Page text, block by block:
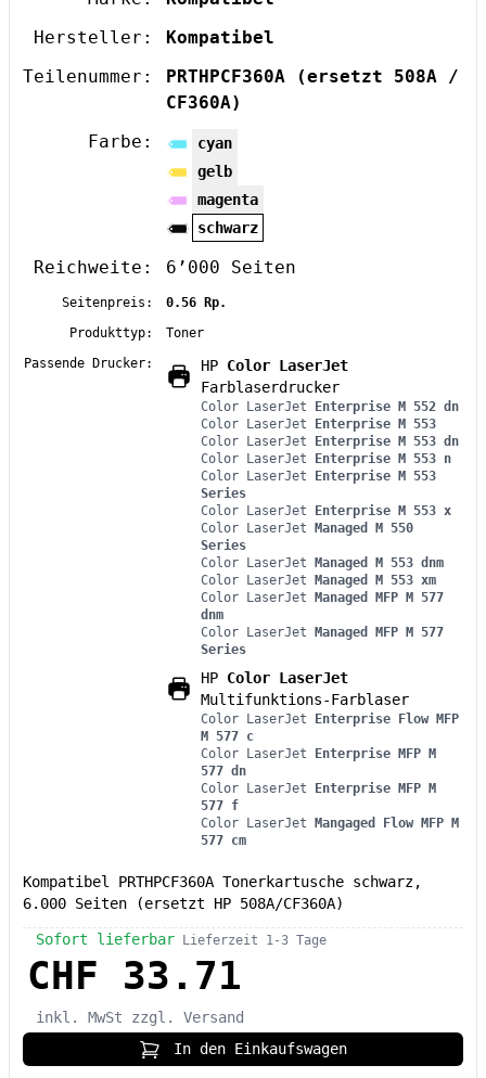
Hersteller:
Kompatibel
Teilenummer:
PRTHPCF360A
(ersetzt 508A /
CF360A)
Farbe:
cyan
gelb
magenta
schwarz
Reichweite: 6’000 Seiten
Seitenpreis:
0.56 Rp.
Produkttyp:
Toner
Passende Drucker:
HP Color LaserJet
Farblaserdrucker
Color LaserJet Enterprise M 552 dn
Color LaserJet Enterprise M 553
Color LaserJet Enterprise M 553 dn
Color LaserJet Enterprise M 553 n
Color LaserJet Enterprise M 553
Series
Color LaserJet Enterprise M 553 x
Color LaserJet Managed M 550
Series
Color LaserJet Managed M 553 dnm
Color LaserJet Managed M 553 xm
Color LaserJet Managed MFP M 577
dnm
Color LaserJet Managed MFP M 577
Series
HP Color LaserJet
Multifunktions-Farblaser
Color LaserJet Enterprise Flow MFP
M 577 c
Color LaserJet Enterprise MFP M
577 dn
Color LaserJet Enterprise MFP M
577 f
Color LaserJet Mangaged Flow MFP M
577 cm
Kompatibel PRTHPCF360A Tonerkartusche schwarz,
6.000 Seiten (ersetzt HP 508A/CF360A)
Sofort lieferbar Lieferzeit 1-3 Tage
CHF 33.71
inkl. MwSt
zzgl. Versand
In den Einkaufswagen